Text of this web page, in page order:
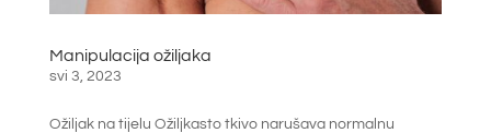
Manipulacija ožiljaka
svi 3, 2023
Ožiljak na tijelu Ožiljkasto tkivo narušava normalnu